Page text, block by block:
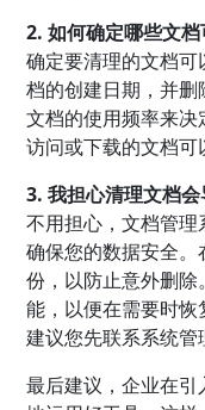
2. 如何确定哪些文档
确定要清理的文档
档的创建日期，并
文档的使用频率来
访问或下载的文档可
3. 我担心清理文档
不用担心，文档管
确保您的数据安全
份，以防止意外删
能，以便在需要时恢
建议您先联系系统管
最后建议，企业在